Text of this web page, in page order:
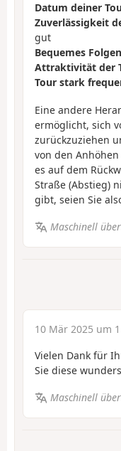
Datum deiner
Zuverlässigkeit
gut
Bequemes
Attraktivität der
Tour stark
Eine andere
ermöglicht, sich
zurückzuziehen
von den
es auf dem
Straße (Abstieg)
gibt, seien Sie
Maschinell
10 Mär 2025 um
Vielen Dank für
Sie diese
Maschinell